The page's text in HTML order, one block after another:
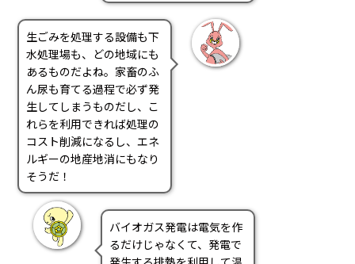
生ごみを処理する設備も下
水処理場も、どの地域にも
あるものだよね。家畜のふ
ん尿も育てる過程で必ず発
生してしまうものだし、こ
れらを利用できれば処理の
コスト削減になるし、エネ
ルギーの地産地消にもなり
そうだ！
バイオガス発電は電気を作
るだけじゃなくて、発電で